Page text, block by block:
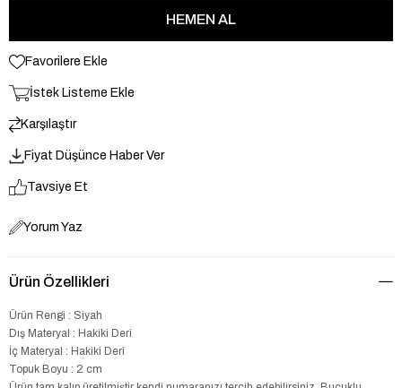
Favorilere Ekle
İstek Listeme Ekle
Karşılaştır
Fiyat Düşünce Haber Ver
Tavsiye Et
Yorum Yaz
Ürün Özellikleri
Ürün Rengi : Siyah
Dış Materyal : Hakiki Deri
İç Materyal : Hakiki Deri
Topuk Boyu : 2 cm